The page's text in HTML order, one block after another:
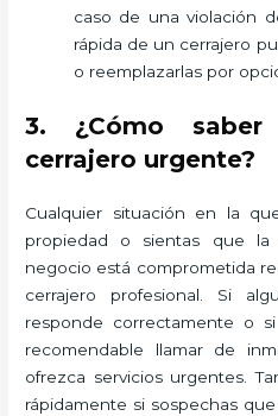
caso de una violación
rápida de un cerrajero
o reemplazarlas por
3. ¿Cómo
cerrajero urgente?
Cualquier situación en la
propiedad o sientas que
negocio está comprometida
cerrajero profesional. Si
responde correctamente o
recomendable llamar de
ofrezca servicios urgentes.
rápidamente si sospechas